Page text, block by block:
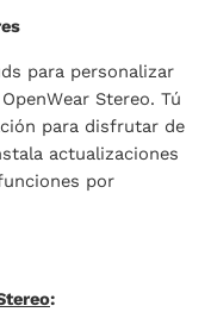
para personalizar
Stereo. Tú
para disfrutar de
actualizaciones
por
: